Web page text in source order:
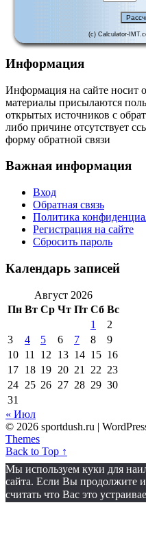
(c) Calculator-
Информация
Информация на сайте носит
материалы присылаются
открытых источников с
либо причине отсутствует
форму обратной связи
Важная информация
Вход
Обратная связь
Политика
Регистрация на сайте
Сбросить пароль
Календарь записей
Август 2026
Пн Вт Ср Чт Пт Сб Вс
1
2
3
4 5 6 7 8
9
10 11 12 13 14 15 16
17 18 19 20 21 22 23
24 25 26 27 28 29 30
31
« Июл
© 2026 sportdush.ru |
Themes
Back to Top ↑
Мы используем куки для
сайта. Если Вы продолжите
считать что Вас это